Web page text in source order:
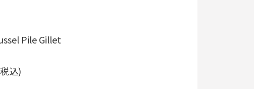
Pile Gillet
込)